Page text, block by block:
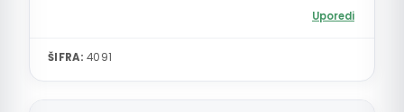
Uporedi
ŠIFRA: 4091